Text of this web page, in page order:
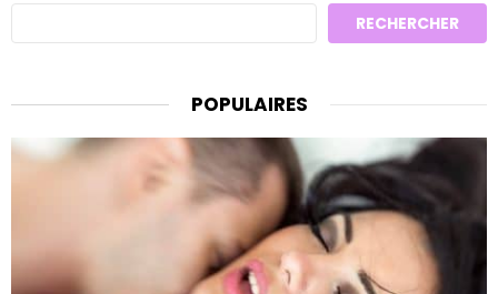
RECHERCHER
POPULAIRES